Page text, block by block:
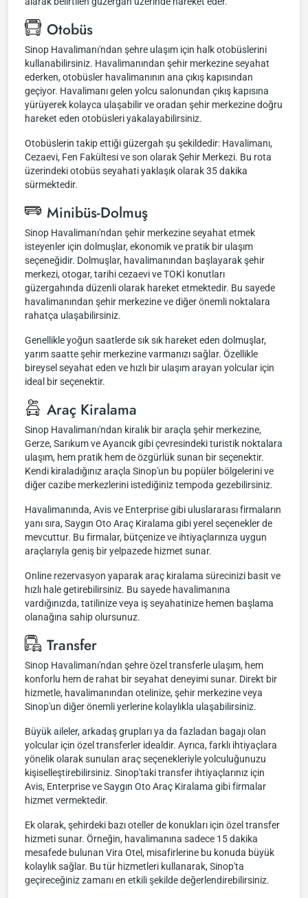
Otobüs
Sinop Havalimanı'ndan şehre ulaşım için halk otobüslerini
kullanabilirsiniz. Havalimanından şehir merkezine seyahat
ederken, otobüsler havalimanının ana çıkış kapısından
geçiyor. Havalimanı gelen yolcu salonundan çıkış kapısına
yürüyerek kolayca ulaşabilir ve oradan şehir merkezine doğru
hareket eden otobüsleri yakalayabilirsiniz.
Otobüslerin takip ettiği güzergah şu şekildedir: Havalimanı,
Cezaevi, Fen Fakültesi ve son olarak Şehir Merkezi. Bu rota
üzerindeki otobüs seyahati yaklaşık olarak 35 dakika
sürmektedir.
Minibüs-Dolmuş
Sinop Havalimanı'ndan şehir merkezine seyahat etmek
isteyenler için dolmuşlar, ekonomik ve pratik bir ulaşım
seçeneğidir. Dolmuşlar, havalimanından başlayarak şehir
merkezi, otogar, tarihi cezaevi ve TOKİ konutları
güzergahında düzenli olarak hareket etmektedir. Bu sayede
havalimanından şehir merkezine ve diğer önemli noktalara
rahatça ulaşabilirsiniz.
Genellikle yoğun saatlerde sık sık hareket eden dolmuşlar,
yarım saatte şehir merkezine varmanızı sağlar. Özellikle
bireysel seyahat eden ve hızlı bir ulaşım arayan yolcular için
ideal bir seçenektir.
Araç Kiralama
Sinop Havalimanı'ndan kiralık bir araçla şehir merkezine,
Gerze, Sarıkum ve Ayancık gibi çevresindeki turistik noktalara
ulaşım, hem pratik hem de özgürlük sunan bir seçenektir.
Kendi kiraladığınız araçla Sinop'un bu popüler bölgelerini ve
diğer cazibe merkezlerini istediğiniz tempoda gezebilirsiniz.
Havalimanında, Avis ve Enterprise gibi uluslararası firmaların
yanı sıra, Saygın Oto Araç Kiralama gibi yerel seçenekler de
mevcuttur. Bu firmalar, bütçenize ve ihtiyaçlarınıza uygun
araçlarıyla geniş bir yelpazede hizmet sunar.
Online rezervasyon yaparak araç kiralama sürecinizi basit ve
hızlı hale getirebilirsiniz. Bu sayede havalimanına
vardığınızda, tatilinize veya iş seyahatinize hemen başlama
olanağına sahip olursunuz.
Transfer
Sinop Havalimanı'ndan şehre özel transferle ulaşım, hem
konforlu hem de rahat bir seyahat deneyimi sunar. Direkt bir
hizmetle, havalimanından otelinize, şehir merkezine veya
Sinop'un diğer önemli yerlerine kolaylıkla ulaşabilirsiniz.
Büyük aileler, arkadaş grupları ya da fazladan bagajı olan
yolcular için özel transferler idealdir. Ayrıca, farklı ihtiyaçlara
yönelik olarak sunulan araç seçenekleriyle yolculuğunuzu
kişiselleştirebilirsiniz. Sinop'taki transfer ihtiyaçlarınız için
Avis, Enterprise ve Saygın Oto Araç Kiralama gibi firmalar
hizmet vermektedir.
Ek olarak, şehirdeki bazı oteller de konukları için özel transfer
hizmeti sunar. Örneğin, havalimanına sadece 15 dakika
mesafede bulunan Vira Otel, misafirlerine bu konuda büyük
kolaylık sağlar. Bu tür hizmetleri kullanarak, Sinop'ta
geçireceğiniz zamanı en etkili şekilde değerlendirebilirsiniz.